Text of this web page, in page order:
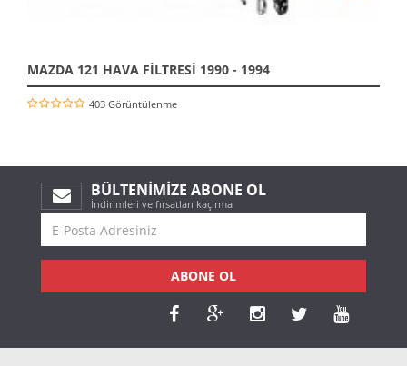
MAZDA 121 HAVA FİLTRESİ 1990 - 1994
403 Görüntülenme
BÜLTENIMIZE ABONE OL
İndirimleri ve fırsatları kaçırma
ABONE OL